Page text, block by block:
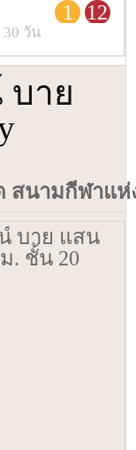
1 12
วัน
บาย
สนามกีฬาแห่
บาย แสน
. ชั้น 20